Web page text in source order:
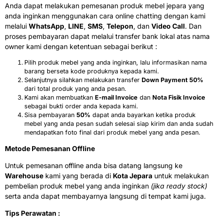
Anda dapat melakukan pemesanan produk mebel jepara yang
anda inginkan menggunakan cara online chatting dengan kami
melalui WhatsApp, LINE, SMS, Telepon, dan Video Call. Dan
proses pembayaran dapat melalui transfer bank lokal atas nama
owner kami dengan ketentuan sebagai berikut :
Pilih produk mebel yang anda inginkan, lalu informasikan nama
barang berseta kode produknya kepada kami.
Selanjutnya silahkan melakukan transfer Down Payment 50%
dari total produk yang anda pesan.
Kami akan membuatkan E-mail Invoice dan Nota Fisik Invoice
sebagai bukti order anda kepada kami.
Sisa pembayaran 50% dapat anda bayarkan ketika produk
mebel yang anda pesan sudah selesai siap kirim dan anda sudah
mendapatkan foto final dari produk mebel yang anda pesan.
Metode Pemesanan Offline
Untuk pemesanan offline anda bisa datang langsung ke
Warehouse kami yang berada di Kota Jepara untuk melakukan
pembelian produk mebel yang anda inginkan (jika ready stock)
serta anda dapat membayarnya langsung di tempat kami juga.
Tips Perawatan :